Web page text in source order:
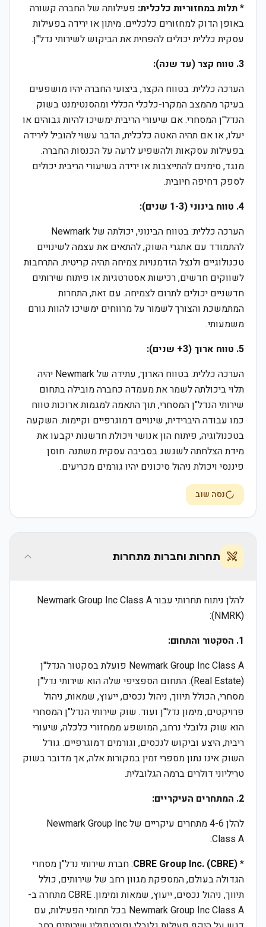
*תלות במחזוריות כלכלית: פעילותה של החברה קשורה
באופן הדוק למחזורים כלכליים. מיתון או ירידה בפעילות
עסקית כללית יכולים להפחית את הביקוש לשירותי נדל"ן.
3. טווח קצר (עד שנה):
הערכה כללית: בטווח הקצר, ביצועי החברה יהיו מושפעים
בעיקר מהמצב המקרו-כלכלי הכללי ומהסנטימנט בשוק
הנדל"ן המסחרי. אם שיעורי הריבית ימשיכו להיות גבוהים או
יעלו, או אם תהיה האטה כלכלית, הדבר עשוי להוביל לירידה
בפעילות עסקאות ולהשפיע לרעה על הכנסות החברה.
מנגד, סימנים להתייצבות או ירידה בשיעורי הריבית יכולים
לספק דחיפה חיובית.
4. טווח בינוני (1-3 שנים):
הערכה כללית: בטווח הבינוני, יכולתה של Newmark
להתמודד עם אתגרי השוק, להתאים את עצמה לשינויים
טכנולוגיים ולנצל הזדמנויות צמיחה תהיה קריטית. התרחבות
לשווקים חדשים, רכישות אסטרטגיות או פיתוח שירותים
חדשניים יכולים לתרום לצמיחה. עם זאת, התחרות
המתמשכת והצורך לשמור על מרווחים ימשיכו להוות גורם
משמעותי.
5. טווח ארוך (3+ שנים):
הערכה כללית: בטווח הארוך, עתידה של Newmark יהיה
תלוי ביכולתה לשמר את מעמדה כחברה מובילה בתחום
שירותי הנדל"ן המסחרי, תוך התאמה למגמות ארוכות טווח
כמו עבודה היברידית, שינויים דמוגרפיים וקיימות. השקעה
בטכנולוגיה, פיתוח הון אנושי ויכולת חדשנות יקבעו את
מידת הצלחתה לשגשג בסביבה עסקית משתנה. חוסן
פיננסי ויכולת ניהול סיכונים יהיו גורמים מכריעים.
נסה שוב
תחרות וחברות מתחרות
להלן ניתוח תחרותי עבור Newmark Group Inc Class A
(NMRK):
1. הסקטור והתחום:
Newmark Group Inc Class A פועלת בסקטור הנדל"ן
(Real Estate). התחום הספציפי שלה הוא שירותי נדל"ן
מסחרי, הכולל תיווך, ניהול נכסים, ייעוץ, שמאות, ניהול
פרויקטים, מימון נדל"ן ועוד. שוק שירותי הנדל"ן המסחרי
הוא שוק גלובלי נרחב, המושפע ממחזורי כלכלה, שיעורי
ריבית, היצע וביקוש לנכסים, וגורמים דמוגרפיים. גודל
השוק אינו נתון מספרי זמין במקורות אלה, אך מדובר בשוק
טריליוני דולרים ברמה הגלובלית.
2. המתחרים העיקריים:
להלן 4-6 מתחרים עיקריים של Newmark Group Inc
Class A:
*
CBRE Group Inc. (CBRE): חברת שירותי נדל"ן מסחרי
הגדולה בעולם, המספקת מגוון רחב של שירותים, כולל
תיווך, ניהול נכסים, ייעוץ, שמאות ומימון. CBRE מתחרה ב-
Newmark Group Inc Class A בכל תחומי הפעילות, עם